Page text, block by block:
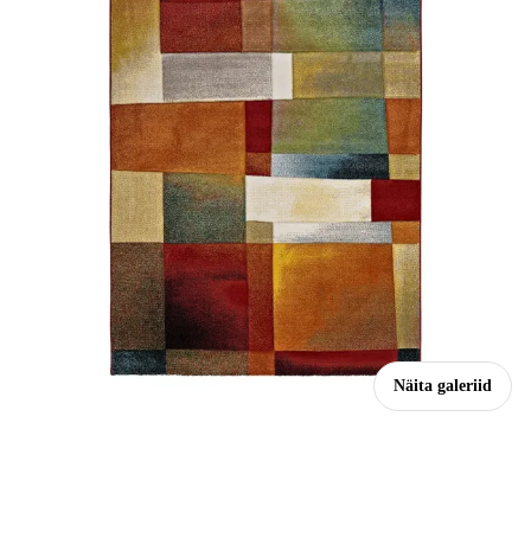
Näita galeriid